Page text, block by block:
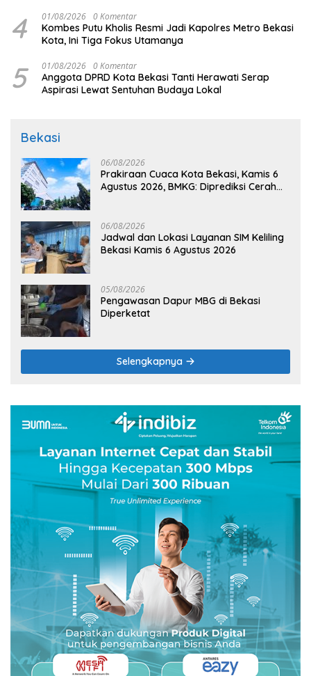
4 01/08/2026 0 Komentar
Kombes Putu Kholis Resmi Jadi Kapolres Metro Bekasi
Kota, Ini Tiga Fokus Utamanya
5 01/08/2026 0 Komentar
Anggota DPRD Kota Bekasi Tanti Herawati Serap
Aspirasi Lewat Sentuhan Budaya Lokal
Bekasi
06/08/2026
Prakiraan Cuaca Kota Bekasi, Kamis 6
Agustus 2026, BMKG: Diprediksi Cerah
06/08/2026
Jadwal dan Lokasi Layanan SIM Keliling
Bekasi Kamis 6 Agustus 2026
05/08/2026
Pengawasan Dapur MBG di Bekasi
Diperketat
Selengkapnya